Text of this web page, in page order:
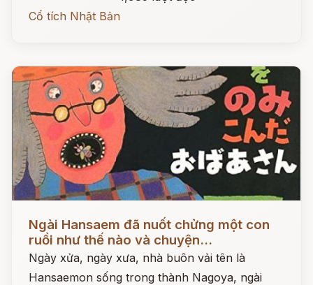
Cổ tích Nhật Bản
Ngài Hansaem đã nuốt chửng một con
ruồi như thế nào và chuyện...
Ngày xửa, ngày xưa, nhà buôn vải tên là
Hansaemon sống trong thành Nagoya, ngài